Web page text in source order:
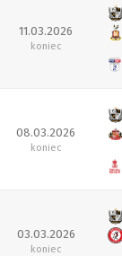
11.03.2026
koniec
08.03.2026
koniec
03.03.2026
koniec